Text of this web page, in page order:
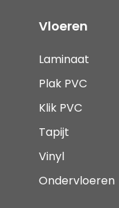
Vloeren
Laminaat
Plak PVC
Klik PVC
Tapijt
Vinyl
Ondervloeren